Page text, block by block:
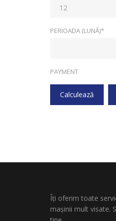
PERIOADA (LUNĂ)*
PAYMENT
Calculează
Îți oferim toate
mașinii mult visate.